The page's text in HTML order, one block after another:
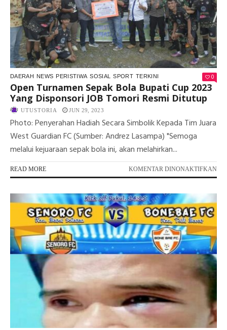
DAERAH NEWS PERISTIWA SOSIAL SPORT TERKINI 0
Open Turnamen Sepak Bola Bupati Cup 2023
Yang Disponsori JOB Tomori Resmi Ditutup
UTUSTORIA JUN 29, 2023
Photo: Penyerahan Hadiah Secara Simbolik Kepada Tim Juara
West Guardian FC (Sumber: Andrez Lasampa) "Semoga
melalui kejuaraan sepak bola ini, akan melahirkan...
READ MORE KOMENTAR DINONAKTIFKAN
JOB